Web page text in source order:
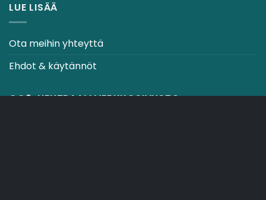
LUE LISÄÄ
Ota meihin yhteyttä
Ehdot & käytännöt
CO2-NEUTRAALI VERKKOSIVUSTO